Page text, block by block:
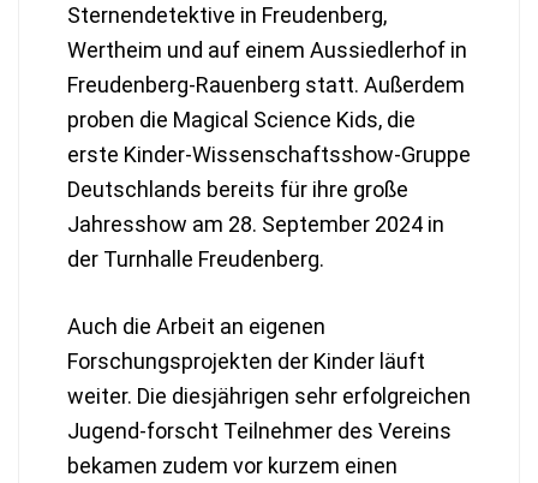
Sternendetektive in Freudenberg,
Wertheim und auf einem Aussiedlerhof in
Freudenberg-Rauenberg statt. Außerdem
proben die Magical Science Kids, die
erste Kinder-Wissenschaftsshow-Gruppe
Deutschlands bereits für ihre große
Jahresshow am 28. September 2024 in
der Turnhalle Freudenberg.
Auch die Arbeit an eigenen
Forschungsprojekten der Kinder läuft
weiter. Die diesjährigen sehr erfolgreichen
Jugend-forscht Teilnehmer des Vereins
bekamen zudem vor kurzem einen